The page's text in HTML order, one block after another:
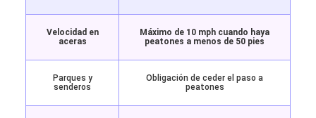
Velocidad en
aceras
Máximo de 10 mph cuando haya
peatones a menos de 50 pies
Parques y
senderos
Obligación de ceder el paso a
peatones